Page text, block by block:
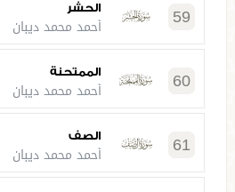
59 الحشر
أحمد محمد ديبان
60 الممتحنة
أحمد محمد ديبان
61 الصف
أحمد محمد ديبان